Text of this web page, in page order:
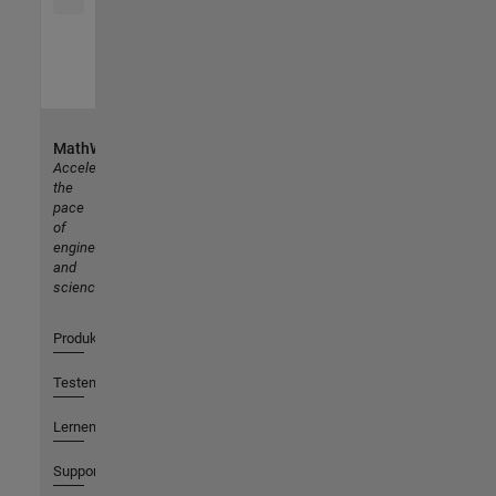
MathWorks
Accelerating
the
pace
of
engineering
and
science
Produkte
Testen oder Kaufen
Lernen
Support